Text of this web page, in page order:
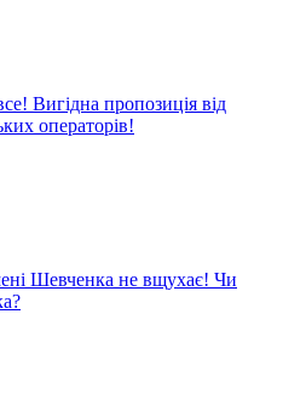
Вигідна пропозиція від
операторів!
Шевченка не вщухає! Чи